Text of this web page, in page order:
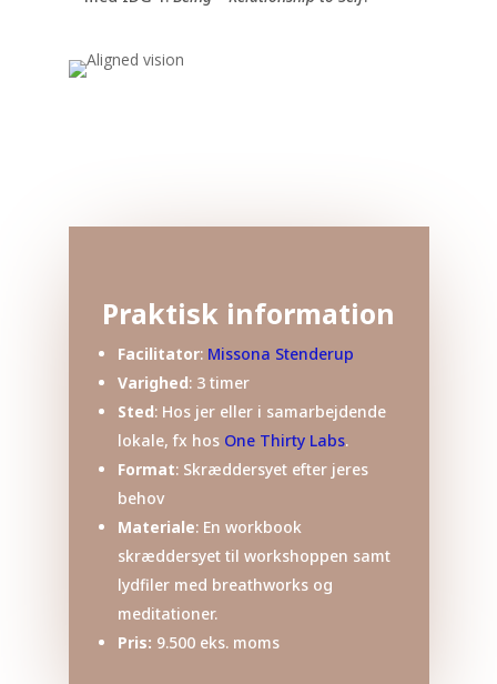
Praktisk information
Facilitator: Missona Stenderup
Varighed: 3 timer
Sted: Hos jer eller i samarbejdende
lokale, fx hosOne Thirty Labs.
Format: Skræddersyet efter jeres
behov
Materiale: En workbook
skræddersyet til workshoppen samt
lydfiler med breathworks og
meditationer.
Pris: 9.500 eks. moms